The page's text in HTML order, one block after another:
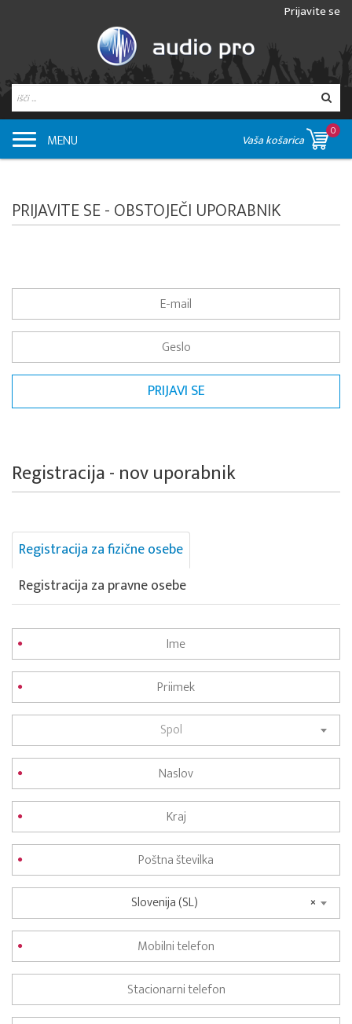
Prijavite se
MENU Vaša košarica
0
PRIJAVITE SE - OBSTOJEČI UPORABNIK
Registracija - nov uporabnik
Registracija za fizične osebe
Registracija za pravne osebe
Spol
×
Slovenija (SL)